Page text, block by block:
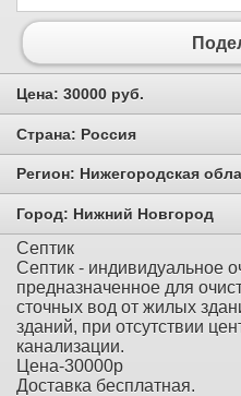
Цена: 30000 руб.
Страна: Россия
Регион: Нижегородская
Город: Нижний Новгород
Септик
Септик - индивидуальное
предназначенное для
сточных вод от жилых
зданий, при отсутствии
канализации.
Цена-30000р
Доставка бесплатная.